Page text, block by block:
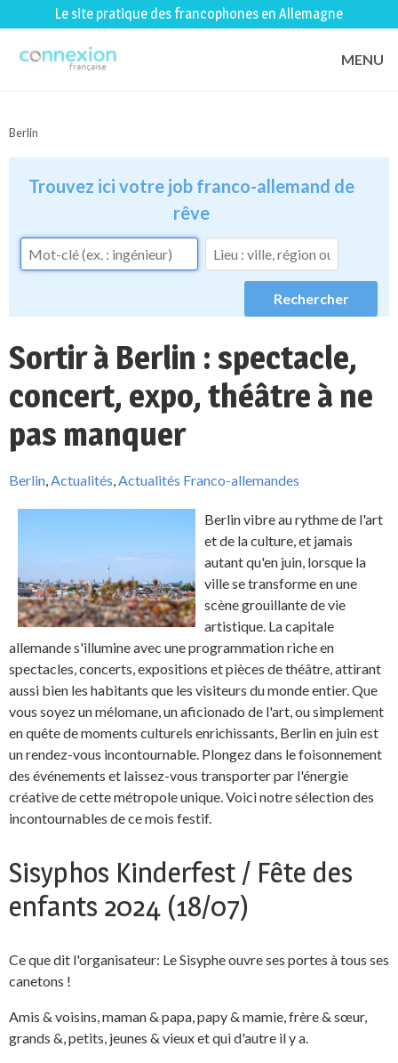
Le site pratique des francophones en Allemagne
MENU
Berlin
Trouvez ici votre job franco-allemand de
rêve
Sortir à Berlin : spectacle,
concert, expo, théâtre à ne
pas manquer
Berlin,Actualités,Actualités Franco-allemandes
Berlin vibre au rythme de l'art
et de la culture, et jamais
autant qu'en juin, lorsque la
ville se transforme en une
scène grouillante de vie
artistique. La capitale
allemande s'illumine avec une programmation riche en
spectacles, concerts, expositions et pièces de théâtre, attirant
aussi bien les habitants que les visiteurs du monde entier. Que
vous soyez un mélomane, un aficionado de l'art, ou simplement
en quête de moments culturels enrichissants, Berlin en juin est
un rendez-vous incontournable. Plongez dans le foisonnement
des événements et laissez-vous transporter par l'énergie
créative de cette métropole unique. Voici notre sélection des
incontournables de ce mois festif.
Sisyphos Kinderfest / Fête des
enfants 2024 (18/07)
Ce que dit l'organisateur: Le Sisyphe ouvre ses portes à tous ses
canetons !
Amis & voisins, maman & papa, papy & mamie, frère & sœur,
grands &, petits, jeunes & vieux et qui d'autre il y a.